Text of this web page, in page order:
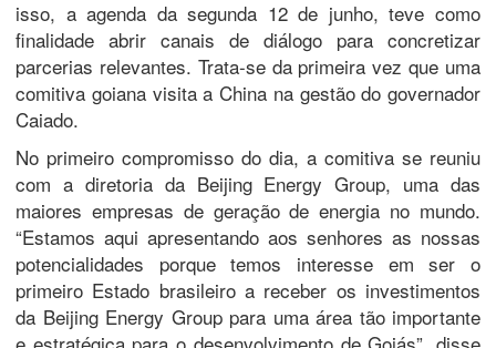
isso, a agenda da segunda 12 de junho, teve como
finalidade abrir canais de diálogo para concretizar
parcerias relevantes. Trata-se da primeira vez que uma
comitiva goiana visita a China na gestão do governador
Caiado.
No primeiro compromisso do dia, a comitiva se reuniu
com a diretoria da Beijing Energy Group, uma das
maiores empresas de geração de energia no mundo.
“Estamos aqui apresentando aos senhores as nossas
potencialidades porque temos interesse em ser o
primeiro Estado brasileiro a receber os investimentos
da Beijing Energy Group para uma área tão importante